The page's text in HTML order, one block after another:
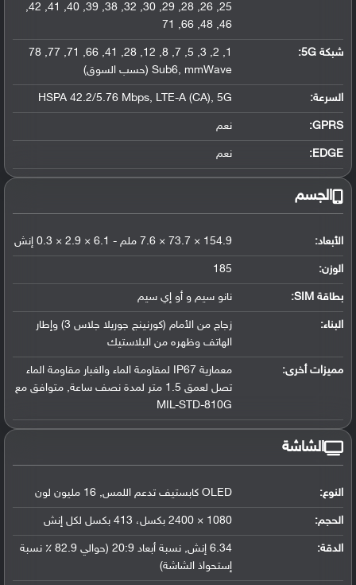
25, 26, 28, 29, 30, 32, 38, 39, 40, 41, 42,
46, 48, 66, 71
شبكة 5G :
1, 2, 3, 5, 7, 8, 12, 28, 41, 66, 71, 77, 78
Sub6, mmWave (حسب السوق)
السرعة: HSPA 42.2/5.76 Mbps, LTE-A (CA), 5G
GPRS: نعم
EDGE: نعم
الجسم
الأبعاد: 154.9 × 73.7 × 7.6 ملم - 6.1 × 2.9 × 0.3 إنش
الوزن: 185
بطاقة SIM: نانو سيم و أو إي سيم
البناء:
زجاج من الأمام (كورنينج جوريلا جلاس 3) وإطار
الهاتف وظهره من البلاستيك
مميزات أخرى:
معمارية IP67 لمقاومة الماء والغبار مقاومة الماء
تصل لعمق 1.5 متر لمدة نصف ساعة, متوافق مع
MIL-STD-810G
الشاشة
النوع: OLED كابستيف تدعم اللمس, 16 مليون لون
الحجم: 1080 × 2400 بكسل، 413 بكسل لكل إنش
الدقة:
6.34 إنش, نسبة أبعاد 20:9 (حوالي 82.9 ٪ نسبة
إستحواذ الشاشة)